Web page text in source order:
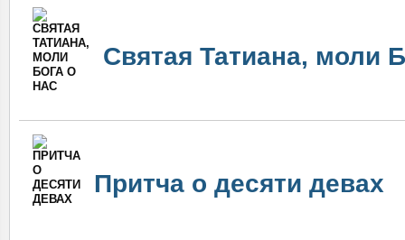
Святая Татиана, моли
Притча о десяти девах